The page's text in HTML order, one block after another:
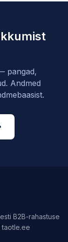
pangad,
Andmed
B2B-rahastuse
taotle.ee